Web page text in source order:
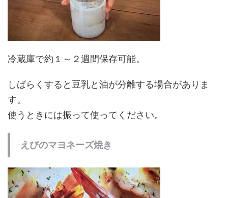
冷蔵庫で約１～２週間保存可能。
しばらくすると豆乳と油が分離する場合がありま
す。
使うときには振って使ってください。
えびのマヨネーズ焼き